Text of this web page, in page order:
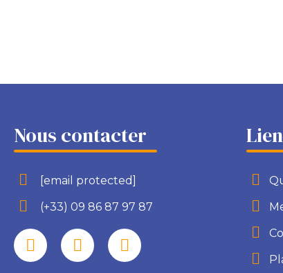
Nous contacter
[email protected]
(+33) 09 86 87 97 87